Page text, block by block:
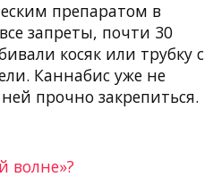
препаратом в
запреты, почти 30
косяк или трубку с
Каннабис уже не
прочно закрепиться.
волне»?